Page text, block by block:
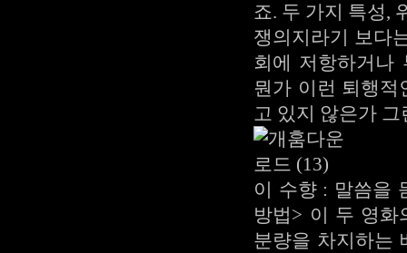
죠. 두 가지 특성,
쟁의지라기 보다
회에 저항하거나
뭔가 이런 퇴행
고 있지 않은가
이 수향 : 말씀을
방법> 이 두 영화
분량을 차지하는